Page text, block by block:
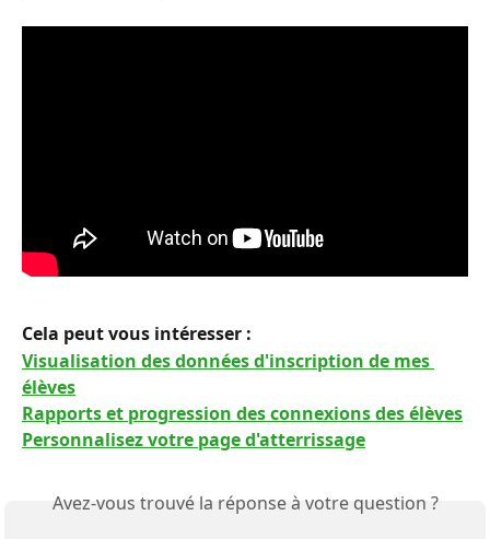
Cela peut vous intéresser :
Visualisation des données d'inscription de mes
élèves
Rapports et progression des connexions des élèves
Personnalisez votre page d'atterrissage
Avez-vous trouvé la réponse à votre question ?